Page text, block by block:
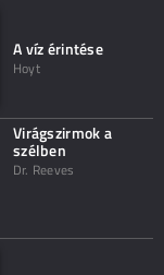
A víz érintése
Hoyt
Virágszirmok a
szélben
Dr. Reeves